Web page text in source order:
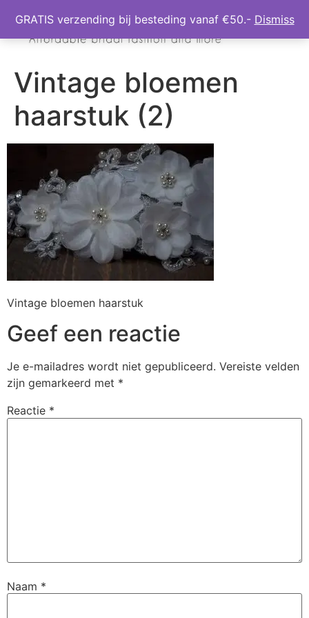
Vintage bloemen
haarstuk (2)
Vintage bloemen haarstuk
Geef een reactie
Je e-mailadres wordt niet gepubliceerd. Vereiste velden
zijn gemarkeerd met *
Reactie *
Naam *
GRATIS verzending bij besteding vanaf €50.- Dismiss